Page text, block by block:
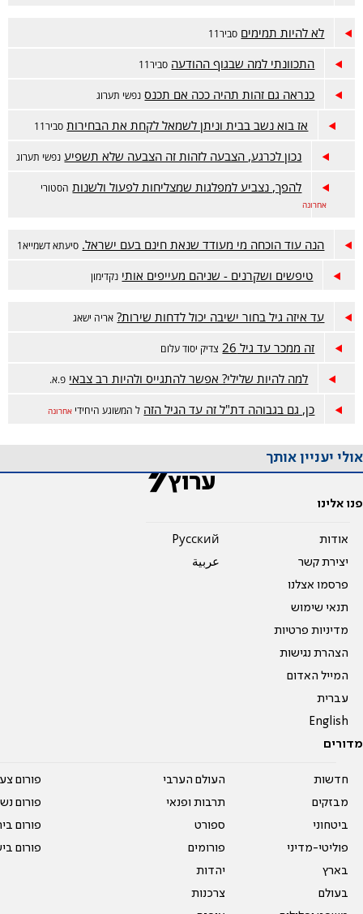
לא להיות תמימים סביר11
התכוונתי למה שבגוף ההודעה סביר11
כנראה גם זהות תהיה ככה אם תכנס נפשי תערוג
אז בוא נשב בבית וניתן לשמאל לקחת את הבחירות סביר11
נכון לכרגע, הצבעה לזהות זה הצבעה שלא תשפיע נפשי תערוג
להפך, נצביע למפלגות שמצליחות לפעול ולשנות הסטורי
אחרונה
הנה עוד הוכחה מי מעודד שנאת חינם בעם ישראל. סיעתא דשמייא1
טיפשים ושקרנים - שניהם מעייפים אותי נקדימון
עד איזה גיל בחור ישיבה יכול לדחות שירות? אריה ישאג
זה ממכר עד גיל 26 צדיק יסוד עלום
למה להיות שלילי? אפשר להתגייס ולהיות רב צבאי פ.א.
כן, גם בגבוהה דת"ל זה עד הגיל הזה ל המשוגע היחידי אחרונה
אולי יעניין אותך
פנו אלינו
אודות
יצירת קשר
פרסמו אצלנו
תנאי שימוש
מדיניות פרטיות
הצהרת נגישות
המייל האדום
עברית
English
Pусский
عربية
מדורים
חדשות
מבזקים
ביטחוני
פוליטי-מדיני
בארץ
בעולם
העולם הערבי
תרבות ופנאי
ספורט
פורומים
יהדות
צרכנות
פורום
פורום
פורום
פורום